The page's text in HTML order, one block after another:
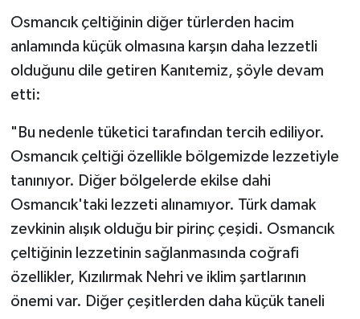
Osmancık çeltiğinin diğer türlerden hacim
anlamında küçük olmasına karşın daha lezzetli
olduğunu dile getiren Kanıtemiz, şöyle devam
etti:
"Bu nedenle tüketici tarafından tercih ediliyor.
Osmancık çeltiği özellikle bölgemizde lezzetiyle
tanınıyor. Diğer bölgelerde ekilse dahi
Osmancık'taki lezzeti alınamıyor. Türk damak
zevkinin alışık olduğu bir pirinç çeşidi. Osmancık
çeltiğinin lezzetinin sağlanmasında coğrafi
özellikler, Kızılırmak Nehri ve iklim şartlarının
önemi var. Diğer çeşitlerden daha küçük taneli